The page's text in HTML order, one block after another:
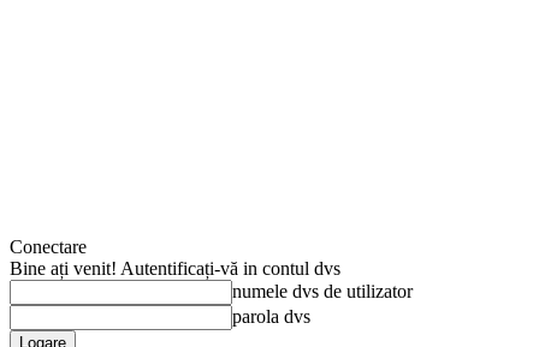
Conectare
Bine ați venit! Autentificați-vă in contul dvs
numele dvs de utilizator
parola dvs